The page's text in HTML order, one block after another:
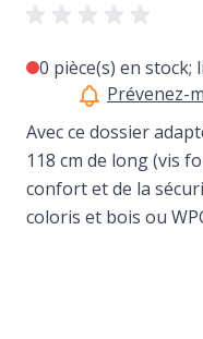
0 pièce(s) en
Prévenez-
Avec ce dossier
118 cm de long (vis
confort et de la
coloris et bois ou